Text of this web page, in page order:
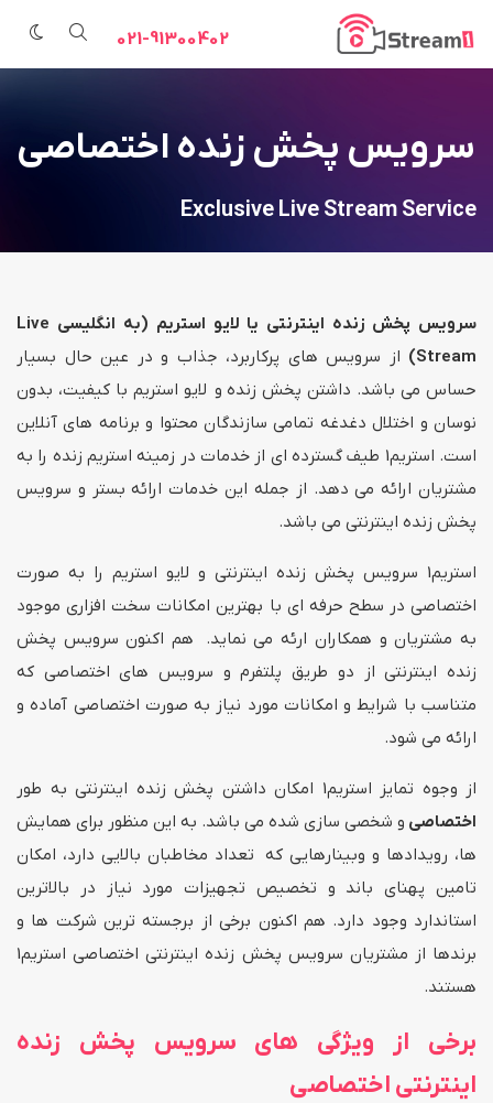
021-91300402
سرویس پخش زنده اختصاصی
Exclusive Live Stream Service
سرویس پخش زنده اینترنتی یا لایو استریم (به انگلیسی Live
Stream)
از سرویس های پرکاربرد، جذاب و در عین حال بسیار
حساس می باشد. داشتن پخش زنده و لایو استریم با کیفیت، بدون
نوسان و اختلال دغدغه تمامی سازندگان محتوا و برنامه های آنلاین
است. استریم1 طیف گسترده ای از خدمات در زمینه استریم زنده را به
مشتریان ارائه می دهد. از جمله این خدمات ارائه بستر و سرویس
پخش زنده اینترنتی می باشد.
استریم1 سرویس پخش زنده اینترنتی و لایو استریم را به صورت
اختصاصی در سطح حرفه ای با بهترین امکانات سخت افزاری موجود
به مشتریان و همکاران ارئه می نماید. هم اکنون سرویس پخش
زنده اینترنتی از دو طریق پلتفرم و سرویس های اختصاصی که
متناسب با شرایط و امکانات مورد نیاز به صورت اختصاصی آماده و
ارائه می شود.
از وجوه تمایز استریم1 امکان داشتن پخش زنده اینترنتی به طور
اختصاصی و شخصی سازی شده می باشد. به این منظور برای همایش
ها، رویدادها و وبینارهایی که تعداد مخاطبان بالایی دارد، امکان
تامین پهنای باند و تخصیص تجهیزات مورد نیاز در بالاترین
استاندارد وجود دارد. هم اکنون برخی از برجسته ترین شرکت ها و
برندها از مشتریان سرویس پخش زنده اینترنتی اختصاصی استریم1
هستند.
برخی از ویژگی های سرویس پخش زنده
اینترنتی اختصاصی